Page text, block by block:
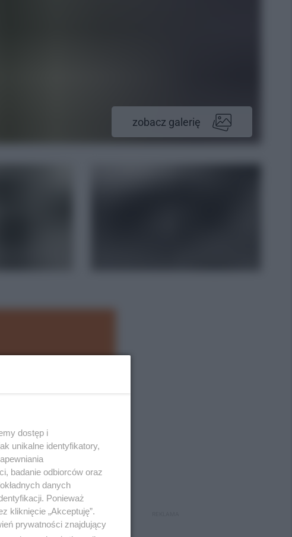
zobacz galerię
dostęp i
unikalne identyfikatory,
badanie odbiorców oraz
danych
Ponieważ
kliknięcie „Akceptuję”.
prywatności znajdujący